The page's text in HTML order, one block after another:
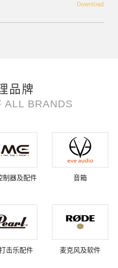
Download
品牌
ALL BRANDS
制器及配件 音箱
击乐配件 麦克风及软件